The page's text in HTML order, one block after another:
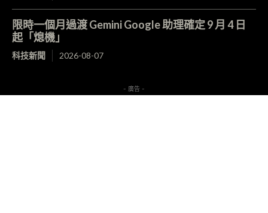
限時一個月過渡 Gemini Google 助理確定 9 月 4 日
起「熄機」
科技新聞 2026-08-07
- 廣告 -